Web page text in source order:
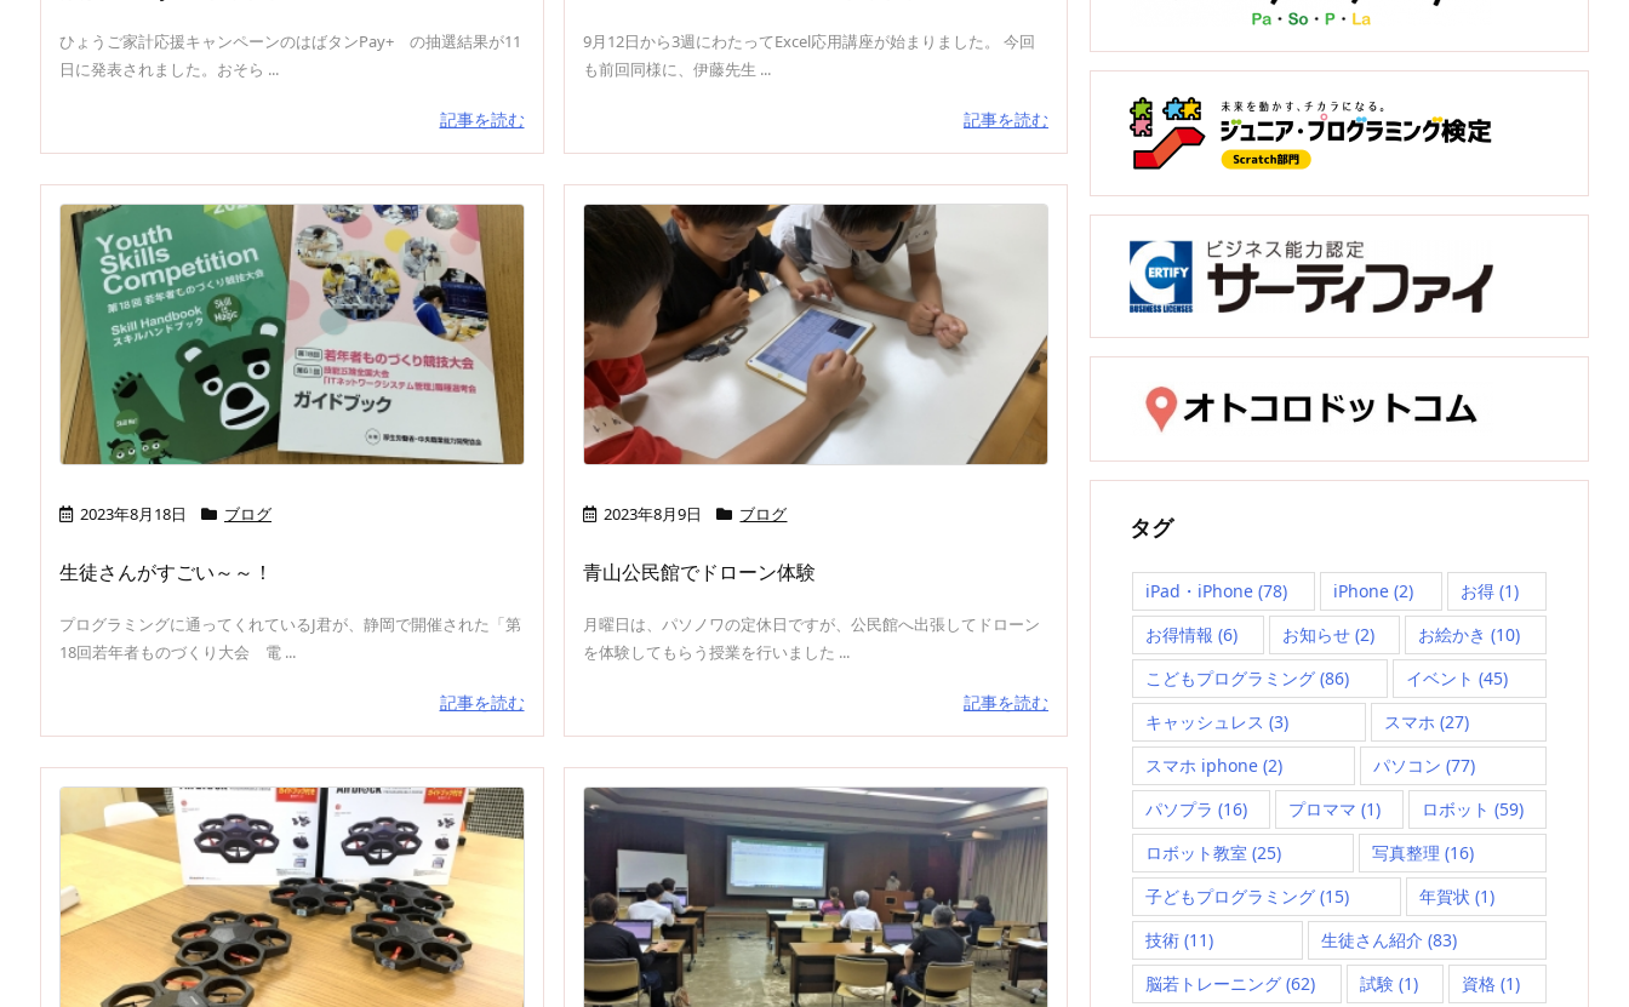
ひょうご家計応援キャンペーンのはばタンPay+ の抽選結果が11
日に発表されました。おそら ...
記事を読む
9月12日から3週にわたってExcel応用講座が始まりました。 今回
も前回同様に、伊藤先生 ...
記事を読む
2023年8月18日 ブログ
生徒さんがすごい～～！
プログラミングに通ってくれているJ君が、静岡で開催された「第
18回若年者ものづくり大会 電 ...
記事を読む
2023年8月9日 ブログ
青山公民館でドローン体験
月曜日は、パソノワの定休日ですが、公民館へ出張してドローン
を体験してもらう授業を行いました ...
記事を読む
タグ
iPad・iPhone (78) iPhone (2) お得(1)
お得情報 (6) お知らせ(2) お絵かき (10)
こどもプログラミング (86) イベント (45)
キャッシュレス (3) スマホ (27)
スマホ iphone (2) パソコン (77)
パソプラ (16) プロママ (1) ロボット (59)
ロボット教室 (25) 写真整理 (16)
子どもプログラミング (15) 年賀状 (1)
技術 (11) 生徒さん紹介 (83)
脳若トレーニング (62) 試験 (1) 資格 (1)